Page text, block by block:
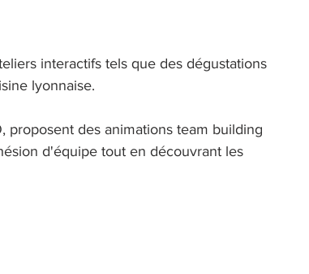
interactifs tels que des dégustations
lyonnaise.
proposent des animations team building
d'équipe tout en découvrant les